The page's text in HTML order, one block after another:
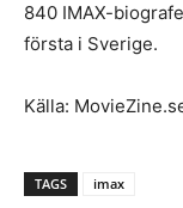
840 IMAX-
första i Sverige.
Källa:
TAGS imax